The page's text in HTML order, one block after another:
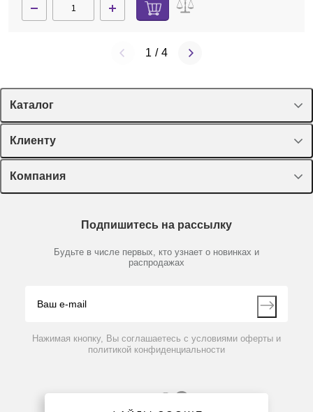
1 / 4
Каталог
Спецпредложения
Оборудование, приборы
Пластик, стекло, принадлежности
Химические реактивы, препараты, наборы
Производители
Клиенту
Лекторий Диаэм
Доставка и оплата
Мобильное приложение
Компания
Партнеры
Контакты
Подпишитесь на рассылку
Будьте в числе первых, кто узнает о новинках и
распродажах
Нажимая кнопку, Вы соглашаетесь с условиями оферты и
политикой конфиденциальности